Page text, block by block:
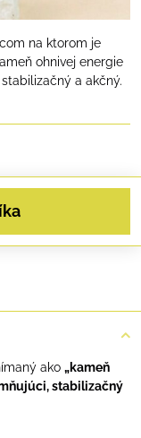
na ktorom je
ohnivej energie
a akčný.
ako „kameň
stabilizačný